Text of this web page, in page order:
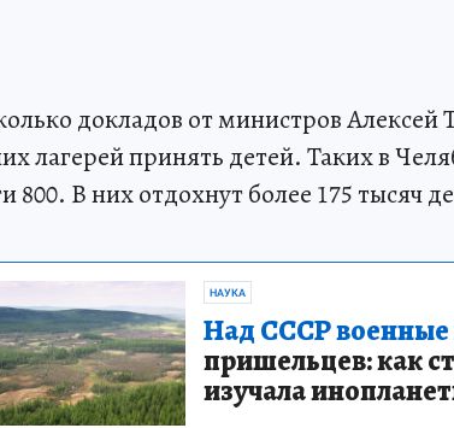
докладов от министров Алексей
лагерей принять детей. Таких в
800. В них отдохнут более 175 тысяч
НАУКА
Над СССР военные
пришельцев: как
изучала